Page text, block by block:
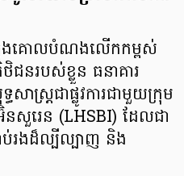
ងគោលបំណងលើកកម្ពស់
ថិជនរបស់ខ្លួន ធនាគារ
ាស្រ្តជាផ្លូវការជាមួយក្រុម
រេន (LHSBI) ដែលជា
ប់រងដ៏ល្បីល្បាញ និង